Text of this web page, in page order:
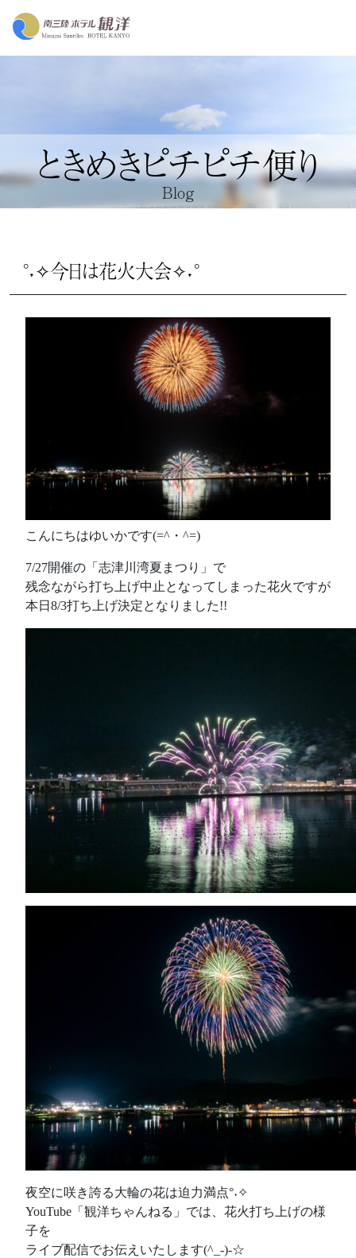
ときめきピチピチ便り
Blog
°˖✧今日は花火大会✧˖°
こんにちはゆいかです(=^・^=)
7/27開催の「志津川湾夏まつり」で
残念ながら打ち上げ中止となってしまった花火ですが
本日8/3打ち上げ決定となりました!!
夜空に咲き誇る大輪の花は迫力満点°˖✧
YouTube「観洋ちゃんねる」では、花火打ち上げの様
子を
ライブ配信でお伝えいたします(^_-)-☆